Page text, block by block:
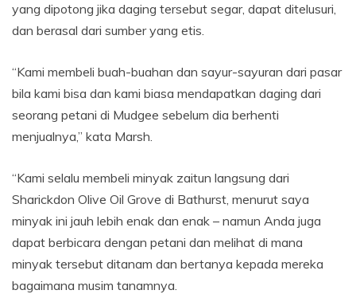
yang dipotong jika daging tersebut segar, dapat ditelusuri,
dan berasal dari sumber yang etis.
“Kami membeli buah-buahan dan sayur-sayuran dari pasar
bila kami bisa dan kami biasa mendapatkan daging dari
seorang petani di Mudgee sebelum dia berhenti
menjualnya,” kata Marsh.
“Kami selalu membeli minyak zaitun langsung dari
Sharickdon Olive Oil Grove di Bathurst, menurut saya
minyak ini jauh lebih enak dan enak – namun Anda juga
dapat berbicara dengan petani dan melihat di mana
minyak tersebut ditanam dan bertanya kepada mereka
bagaimana musim tanamnya.